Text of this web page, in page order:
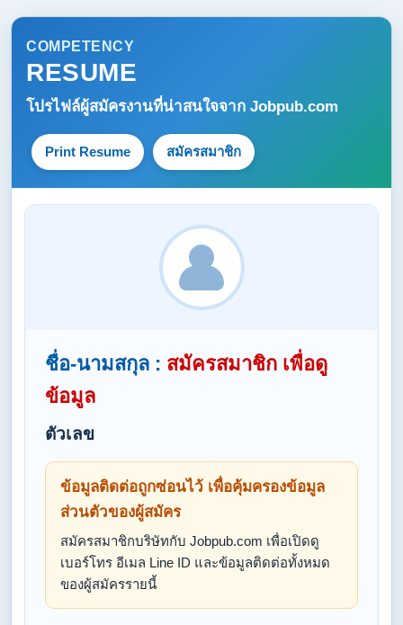
COMPETENCY
RESUME
โปรไฟล์ผู้สมัครงานที่น่าสนใจจาก Jobpub.com
Print Resume สมัครสมาชิก
ชื่อ-นามสกุล : สมัครสมาชิก เพื่อดู
ข้อมูล
ตัวเลข
ข้อมูลติดต่อถูกซ่อนไว้ เพื่อคุ้มครองข้อมูล
ส่วนตัวของผู้สมัคร
สมัครสมาชิกบริษัทกับ Jobpub.com เพื่อเปิดดู
เบอร์โทร อีเมล Line ID และข้อมูลติดต่อทั้งหมด
ของผู้สมัครรายนี้